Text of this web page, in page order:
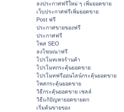
ลงประกาศฟรีใหม่ ๆ เพิ่มยอดขาย
เว็บประกาศฟรีเพิ่มยอดขาย
Post ฟรี
ประกาศขายของฟรี
ประกาศฟรี
โพส SEO
ลงโฆษณาฟรี
โปรโมทเพจร้านค้า
โปรโมทกระตุ้นยอดขาย
โปรโมทฟรีออนไลน์กระตุ้นยอดขาย
โพสกระตุ้นยอดขาย
วิธีกระตุ้นยอดขาย เซลล์
วิธีแก้ปัญหายอดขายตก
เริ่มต้นขายของ